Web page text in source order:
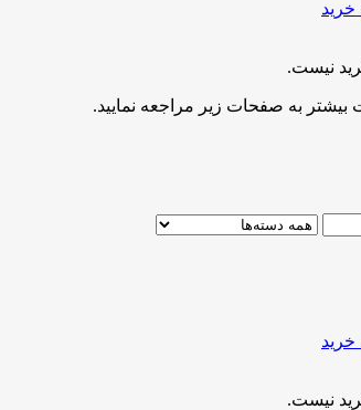
نیست.
به صفحات زیر مراجعه نمایید.
نیست.